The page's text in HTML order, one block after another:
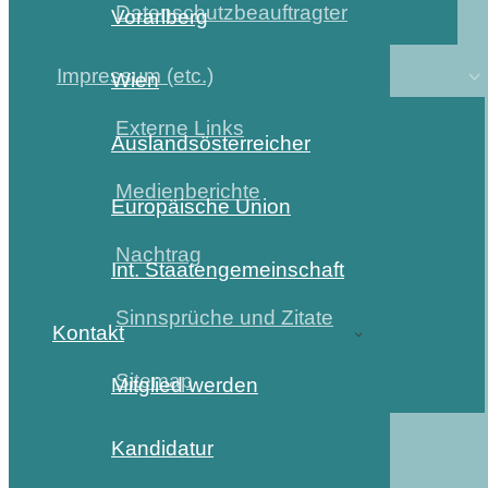
Datenschutzbeauftragter
Impressum (etc.)
Externe Links
Medienberichte
Nachtrag
Sinnsprüche und Zitate
Sitemap
Vorarlberg
Wien
Auslandsösterreicher
Europäische Union
Int. Staatengemeinschaft
Kontakt
Mitglied werden
Kandidatur